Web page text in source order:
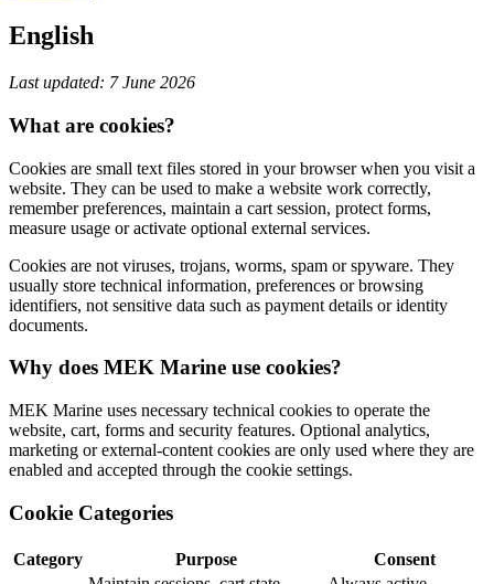
English
Last updated: 7 June 2026
What are cookies?
Cookies are small text files stored in your browser when you visit a
website. They can be used to make a website work correctly,
remember preferences, maintain a cart session, protect forms,
measure usage or activate optional external services.
Cookies are not viruses, trojans, worms, spam or spyware. They
usually store technical information, preferences or browsing
identifiers, not sensitive data such as payment details or identity
documents.
Why does MEK Marine use cookies?
MEK Marine uses necessary technical cookies to operate the
website, cart, forms and security features. Optional analytics,
marketing or external-content cookies are only used where they are
enabled and accepted through the cookie settings.
Cookie Categories
Category Purpose
Consent